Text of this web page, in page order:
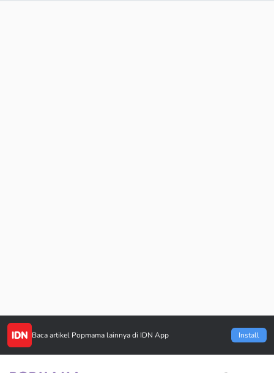
Baca artikel Popmama lainnya di IDN App Install